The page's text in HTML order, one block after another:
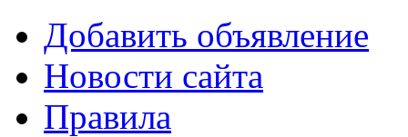
Добавить объявление
Новости сайта
Правила